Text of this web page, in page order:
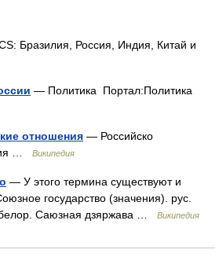
Бразилия, Россия, Индия, Китай и
— Политика Портал:Политика
отношения — Российско
…
Википедия
— У этого термина существуют и
государство (значения). рус.
Саюзная дзяржава …
Википедия